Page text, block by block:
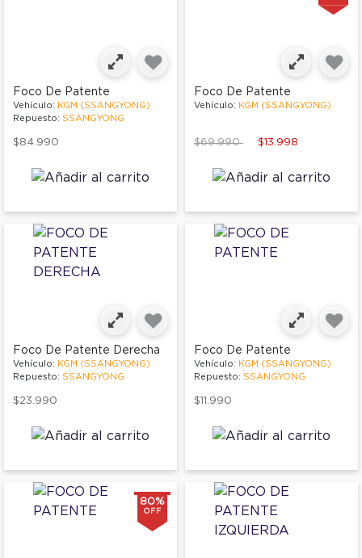
Foco De Patente
Vehículo: KGM (SSANGYONG)
Repuesto: SSANGYONG
$84.990
Foco De Patente
Vehículo: KGM (SSANGYONG)
Price reduced from
$69.990to $13.998
Foco De Patente Derecha
Vehículo: KGM (SSANGYONG)
Repuesto: SSANGYONG
$23.990
Foco De Patente
Vehículo: KGM (SSANGYONG)
Repuesto: SSANGYONG
$11.990
80%
OFF